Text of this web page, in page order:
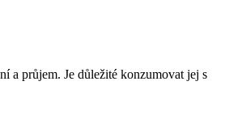
a průjem. Je důležité konzumovat jej s